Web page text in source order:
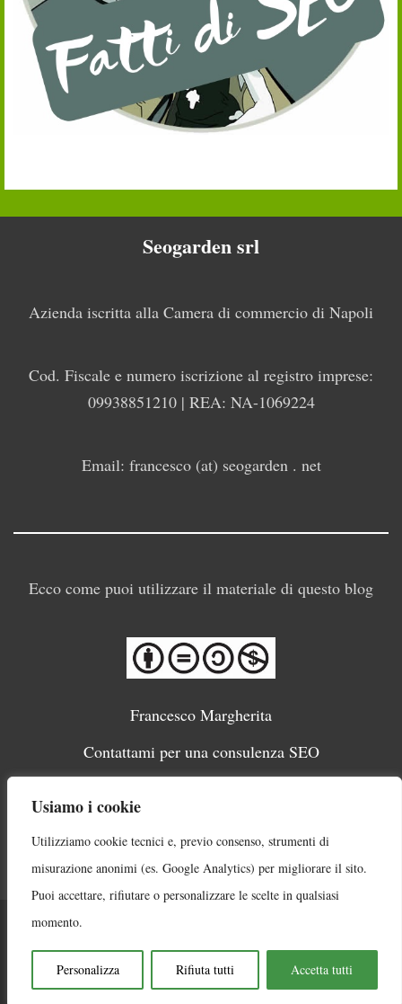
Usiamo i cookie
Utilizziamo cookie tecnici e, previo consenso, strumenti di
misurazione anonimi (es. Google Analytics) per migliorare il sito.
Puoi accettare, rifiutare o personalizzare le scelte in qualsiasi
momento.
Personalizza Rifiuta tutti Accetta tutti
Seogarden srl
Azienda iscritta alla Camera di commercio di Napoli
Cod. Fiscale e numero iscrizione al registro imprese:
09938851210 | REA: NA-1069224
Email: francesco (at) seogarden . net
Ecco come puoi utilizzare il materiale di questo blog
Francesco Margherita
Contattami per una consulenza SEO
Sitemap
Sede legale: Via Mario Morgantini, 3 - 80134 Napoli |
P.Iva: 09938851210 | Capitale sociale €10.000 (int.
versato)